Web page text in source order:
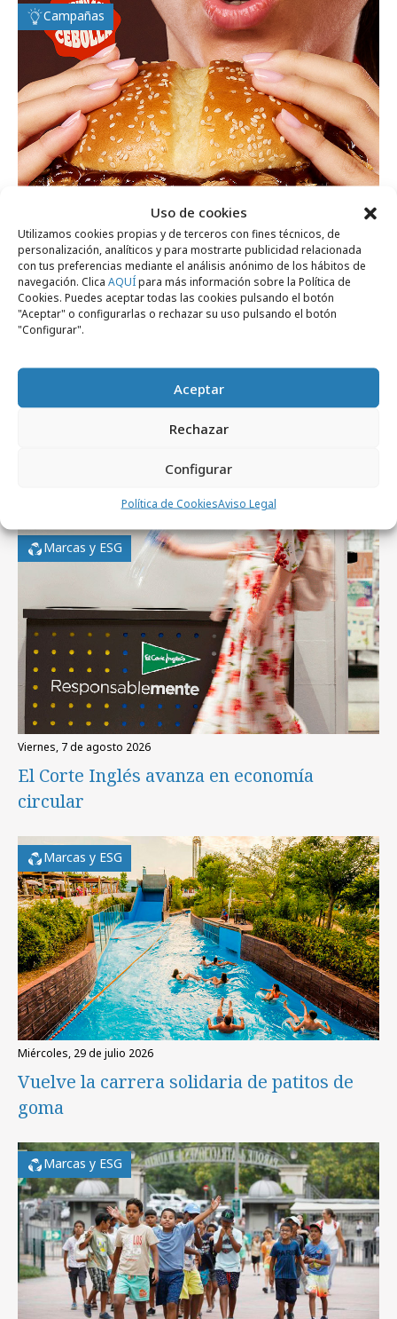
Uso de cookies
Utilizamos cookies propias y de terceros con fines técnicos, de
personalización, analíticos y para mostrarte publicidad relacionada
con tus preferencias mediante el análisis anónimo de los hábitos de
navegación. Clica AQUÍpara más información sobre la Política de
Cookies. Puedes aceptar todas las cookies pulsando el botón
"Aceptar" o configurarlas o rechazar su uso pulsando el botón
"Configurar".
Aceptar
Rechazar
Configurar
Política de CookiesAviso Legal
Campañas
martes, 16 de junio 2026
Burger King lanza "la hamburguesa
indomable"
Artículos recientes
Marcas y ESG
viernes, 7 de agosto 2026
El Corte Inglés avanza en economía
circular
Marcas y ESG
miércoles, 29 de julio 2026
Vuelve la carrera solidaria de patitos de
goma
Marcas y ESG